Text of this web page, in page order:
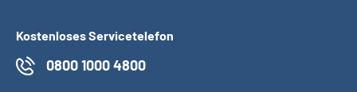
Kostenloses Servicetelefon
0800 1000 4800